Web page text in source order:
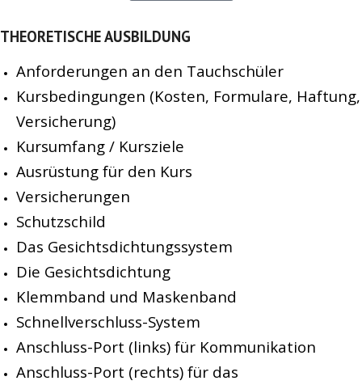
THEORETISCHE AUSBILDUNG
Anforderungen an den Tauchschüler
Kursbedingungen (Kosten, Formulare, Haftung,
Versicherung)
Kursumfang / Kursziele
Ausrüstung für den Kurs
Versicherungen
Schutzschild
Das Gesichtsdichtungssystem
Die Gesichtsdichtung
Klemmband und Maskenband
Schnellverschluss-System
Anschluss-Port (links) für Kommunikation
Anschluss-Port (rechts) für das